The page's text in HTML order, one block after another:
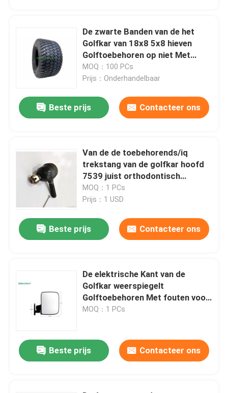
De zwarte Banden van de het
Golfkar van 18x8 5x8 hieven
Golftoebehoren op niet Met
fouten 4 PAREN Plyer-
Classificatie
MOQ：100 PCs
Prijs：Onderhandelbaar
Beste prijs Contacteer ons
Van de de toebehorends/iq
trekstang van de golfkar hoofd
7539 juist orthodontisch
balhoofd
MOQ：1 PCs
Prijs：1 USD
Beste prijs Contacteer ons
De elektrische Kant van de
Golfkar weerspiegelt
Golftoebehoren Met fouten voor
Clubauto Ezgo en Yamaha
MOQ：1 PCs
Beste prijs Contacteer ons